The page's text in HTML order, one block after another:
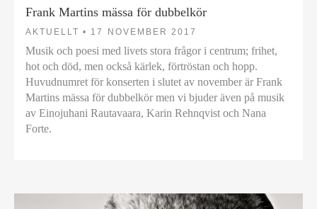
Frank Martins mässa för dubbelkör
AKTUELLT • 17 NOVEMBER 2017
Musik och poesi med livets stora frågor i centrum; frihet,
hot och död, men också kärlek, förtröstan och hopp.
Huvudnumret för konserten i slutet av november är Frank
Martins mässa för dubbelkör men vi bjuder även på musik
av Einojuhani Rautavaara, Karin Rehnqvist och Nana
Forte.